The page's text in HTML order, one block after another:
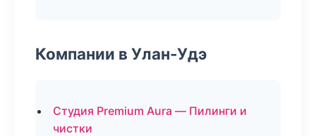
Компании в Улан-Удэ
Студия Premium Aura — Пилинги и
чистки